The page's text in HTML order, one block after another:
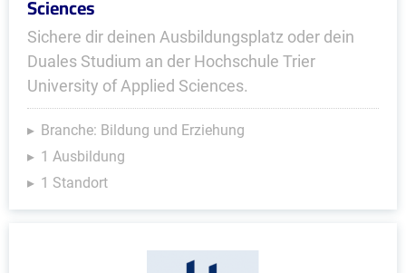
Sciences
Sichere dir deinen Ausbildungsplatz oder dein
Duales Studium an der Hochschule Trier
University of Applied Sciences.
Branche: Bildung und Erziehung
1 Ausbildung
1 Standort